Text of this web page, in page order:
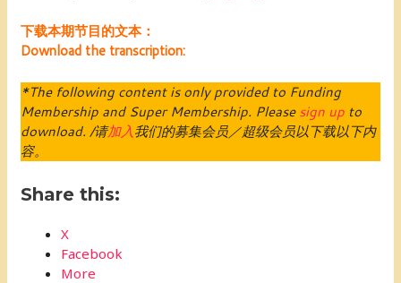
下载本期节目的文本：
Download the transcription:
*The following content is only provided to Funding
Membership and Super Membership. Pleasesign up to
download. /请加入我们的募集会员／超级会员以下载以下内
容。
Share this:
X
Facebook
More